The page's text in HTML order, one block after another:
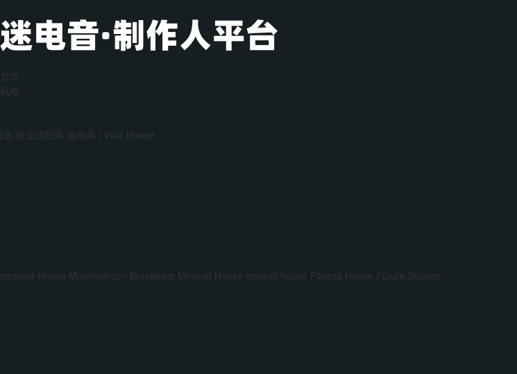
首页
风格
商业沈阳风 越南风 | Vina House
House Moombahton Breakbeat Minimal House tropical house Fitness House Future Bounce